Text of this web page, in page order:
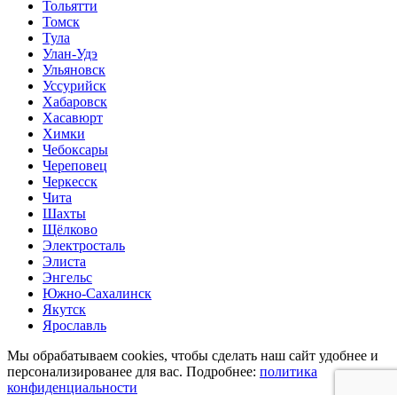
Тольятти
Томск
Тула
Улан-Удэ
Ульяновск
Уссурийск
Хабаровск
Хасавюрт
Химки
Чебоксары
Череповец
Черкесск
Чита
Шахты
Щёлково
Электросталь
Элиста
Энгельс
Южно-Сахалинск
Якутск
Ярославль
Мы обрабатываем cookies, чтобы сделать наш сайт удобнее и
персонализированее для вас. Подробнее: политика
конфиденциальности